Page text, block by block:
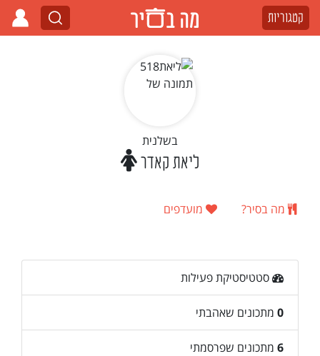
קטגוריות
בשלנית
ליאת קאדר
מה בסיר? מועדפים
סטטיסטיקת פעילות
0 מתכונים שאהבתי
6 מתכונים שפרסמתי